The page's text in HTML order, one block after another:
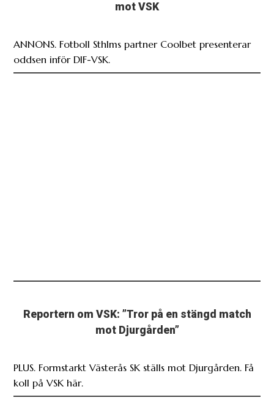
mot VSK
ANNONS. Fotboll Sthlms partner Coolbet presenterar
oddsen inför DIF-VSK.
Reportern om VSK: ”Tror på en stängd match
mot Djurgården”
PLUS. Formstarkt Västerås SK ställs mot Djurgården. Få
koll på VSK här.